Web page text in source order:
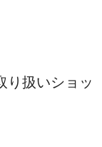
り扱いショッ